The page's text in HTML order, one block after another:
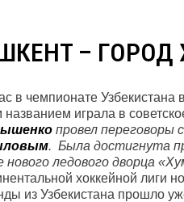
–
в чемпионате
названием играла в
провел переговоры
. Была достигнута
нового ледового дворца
хоккейной лиги
из Узбекистана прошло